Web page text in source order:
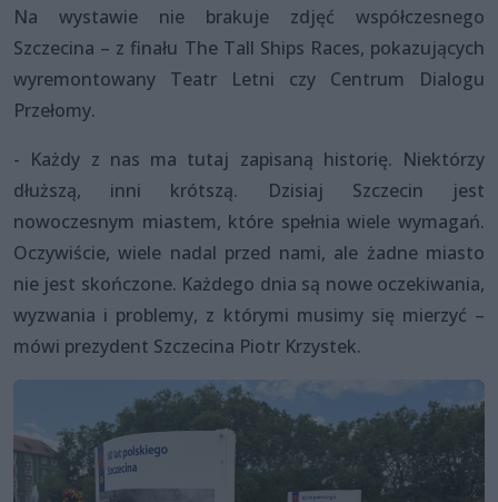
Na wystawie nie brakuje zdjęć współczesnego
Szczecina – z finału The Tall Ships Races, pokazujących
wyremontowany Teatr Letni czy Centrum Dialogu
Przełomy.
- Każdy z nas ma tutaj zapisaną historię. Niektórzy
dłuższą, inni krótszą. Dzisiaj Szczecin jest
nowoczesnym miastem, które spełnia wiele wymagań.
Oczywiście, wiele nadal przed nami, ale żadne miasto
nie jest skończone. Każdego dnia są nowe oczekiwania,
wyzwania i problemy, z którymi musimy się mierzyć –
mówi prezydent Szczecina Piotr Krzystek.